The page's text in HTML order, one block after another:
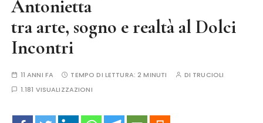
Antonietta
tra arte, sogno e realtà al Dolci
Incontri
11 ANNI FA TEMPO DI LETTURA:2 MINUTI DI TRUCIOLI
1.181 VISUALIZZAZIONI